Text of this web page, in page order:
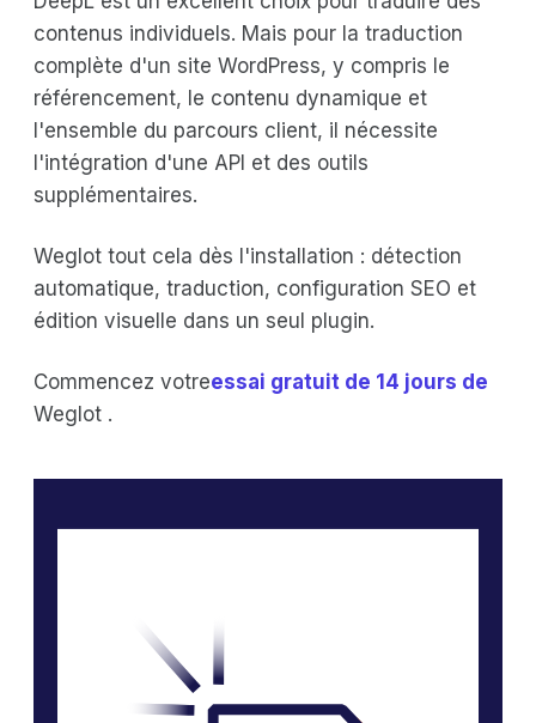
contenus individuels. Mais pour la traduction
complète d'un site WordPress, y compris le
référencement, le contenu dynamique et
l'ensemble du parcours client, il nécessite
l'intégration d'une API et des outils
supplémentaires.
Weglot tout cela dès l'installation : détection
automatique, traduction, configuration SEO et
édition visuelle dans un seul plugin.
Commencez votreessai gratuit de 14 jours de
Weglot .